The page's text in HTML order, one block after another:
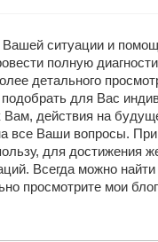
Вашей ситуации и
полную
детального
подобрать для Вас
Вам, действия на
все Ваши вопросы.
для достижения
Всегда можно
просмотрите мои